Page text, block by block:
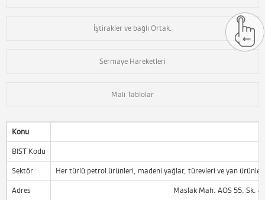
İştirakler ve bağlı Ortak.
Sermaye Hareketleri
Mali Tablolar
Konu
BIST Kodu
Sektör Her türlü petrol ürünleri, madeni yağlar, türevleri ve yan
Adres Maslak Mah. AOS 55. Sk.